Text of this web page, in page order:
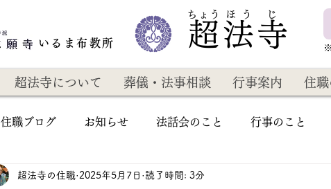
いるま布教所 超法寺
​ちょう ほ う じ
超法寺について 葬儀・法事相談 行事案内 住
住職ブログ お知らせ 法話会のこと 行事のこと
超法寺の住職 2025年5月7日 読了時間: 3分